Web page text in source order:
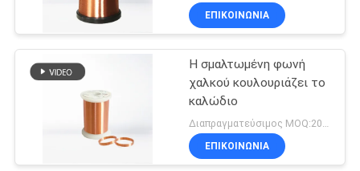
ΕΠΙΚΟΙΝΩΝΙΑ
Η σμαλτωμένη φωνή
χαλκού κουλουριάζει το
καλώδιο
ΕΠΙΚΟΙΝΩΝΙΑ